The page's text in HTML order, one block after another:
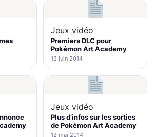
Jeux vidéo
Premiers DLC pour
Pokémon Art Academy
13 juin 2014
Jeux vidéo
Plus d’infos sur les sorties
de Pokémon Art Academy
12 mai 2014